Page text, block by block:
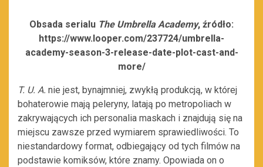
Obsada serialu The Umbrella Academy, źródło:
https://www.looper.com/237724/umbrella-
academy-season-3-release-date-plot-cast-and-
more/
T. U. A. nie jest, bynajmniej, zwykłą produkcją, w której
bohaterowie mają peleryny, latają po metropoliach w
zakrywających ich personalia maskach i znajdują się na
miejscu zawsze przed wymiarem sprawiedliwości. To
niestandardowy format, odbiegający od tych filmów na
podstawie komiksów, które znamy. Opowiada on o